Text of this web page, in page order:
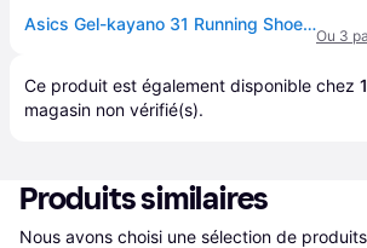
Asics Gel-kayano 31 Running Shoes Noir EU 37 Femme
Ou 3
Ce produit est également disponible chez 1
magasin non vérifié(s).
Produits similaires
Nous avons choisi une sélection de